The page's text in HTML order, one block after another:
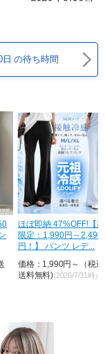
日 の待ち時間
待望の再入荷！ラッシ
ードのインナーに 水陸
用ブラトップ胸元カバ
価格：2,790円～（税
送料無料)(2026/7/31時点)